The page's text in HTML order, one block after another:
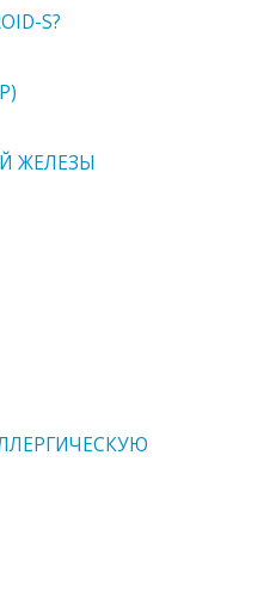
S?
ЖЕЛЕЗЫ